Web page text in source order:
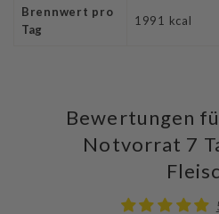
Brennwert pro
Tag
1991 kcal
Bewertungen
Notvorrat 7